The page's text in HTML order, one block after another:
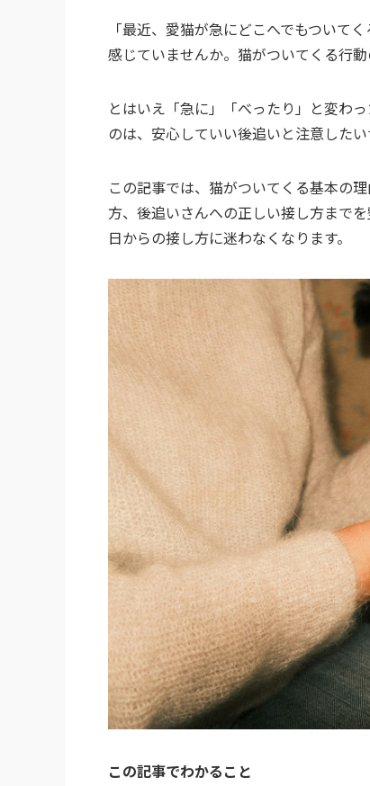
「最近、愛猫が急にどこへでもついて
感じていませんか。猫がついてくる行
とはいえ「急に」「べったり」と変わ
のは、安心していい後追いと注意したい
この記事では、猫がついてくる基本の
方、後追いさんへの正しい接し方まで
日からの接し方に迷わなくなります。
この記事でわかること